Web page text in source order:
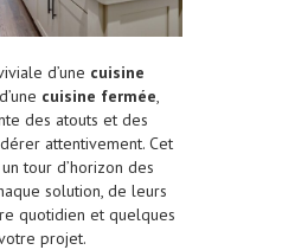
d’une cuisine
cuisine fermée,
des atouts et des
attentivement. Cet
tour d’horizon des
solution, de leurs
quotidien et quelques
projet.